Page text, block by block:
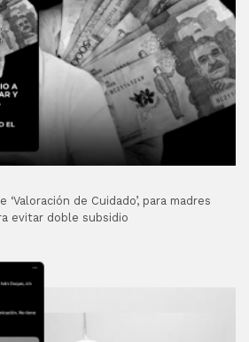
de Cuidado’, para madres
evitar doble subsidio